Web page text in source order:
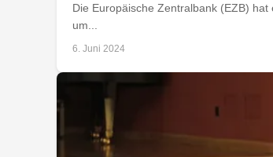
Die Europäische Zentralbank (EZB)
um...
6. Juni 2024